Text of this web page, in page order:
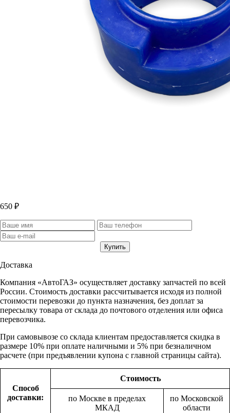
650 ₽
Доставка
Компания «АвтоГАЗ» осуществляет доставку запчастей по всей
России. Стоимость доставки рассчитывается исходя из полной
стоимости перевозки до пункта назначения, без доплат за
пересылку товара от склада до почтового отделения или офиса
перевозчика.
При самовывозе со склада клиентам предоставляется скидка в
размере 10% при оплате наличными и 5% при безналичном
расчете (при предъявлении купона с главной страницы сайта).
Способ
доставки:
Стоимость
по Москве в пределах
МКАД
по Московской
области